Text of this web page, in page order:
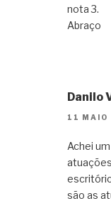
nota 3.
Abraço
Danilo
11
Achei
são as